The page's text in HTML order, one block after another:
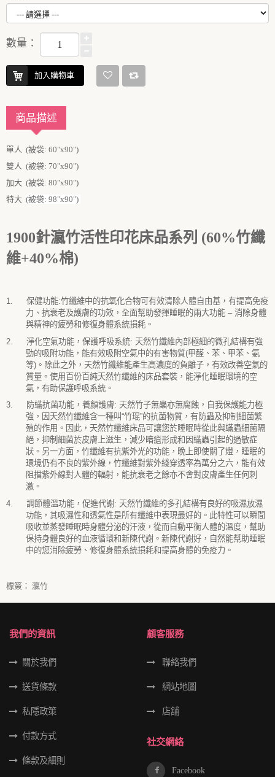
數量：
加入購物車
商品描述
單人 (被袋: 60"x90")
雙人 (被袋: 70"x90")
加大 (被袋: 80"x90")
特大 (被袋: 98"x90")
1900針瀛竹活性印花床品系列 (60%竹纖
維+40%棉)
1. 保健功能:竹纖維中的抗氧化合物可有效清除人體自由基，有提高免疫
力、抗衰老及護膚的功效，全面幫助發揮睡眠的兩大功能 – 消除身體
與精神的疲勞和修復身體系統損耗。
2.
淨化空氣功能，保護呼吸系統: 天然竹纖維內部極細的微孔結構有強
勁的吸附功能，能有效吸附空氣中的有害物質(甲醛、苯、甲苯、氨
等) 。除此之外，天然竹纖維能產生高濃度的負離子，有效改善空氣的
質量。使用百份百純天然竹纖維的床品套裝，能淨化睡眠環境的空
氣，有助保護呼吸系統。
3.
防蟎抗菌功能，養顏護膚: 天然竹子無蟲亦無腐蝕，自我保護能力極
強，因天然竹纖維含一種叫“竹琨”的抗菌物質，有防蟲及抑制細菌繁
殖的作用。因此，天然竹纖維床品可讓您於睡眠時從此與蟎蟲細菌隔
絕，抑制細菌於皮膚上滋生，減少暗瘡形成和因蟎蟲引起的過敏症
狀。另一方面，竹纖維有抗紫外光的功能，晚上即使關了燈，睡眠的
環境仍有不良的紫外線，竹纖維對紫外綫穿透率為萬分之六，能有效
阻擋紫外線對人體的輻射，能抗衰老之餘亦不會對皮膚產生任何刺
激。
4.
調節體溫功能，促進代謝: 天然竹纖維的多孔結構有良好的吸濕放濕
功能，其吸濕性和透氣性是所有纖維中表現最好的。此特性可以瞬間
吸收並蒸發睡眠時身體分泌的汗液，從而自動平衡人體的溫度，幫助
保持身體良好的血液循環和新陳代謝。新陳代謝好，自然能幫助睡眠
中的您消除疲勞、修復身體系統損耗和提高身體的免疫力。
標簽： 瀛竹
我們的資訊
關於我們
送貨條款
私隱政策
付款方式
條款及細則
顧客服務
聯絡我們
網站地圖
店舖
社交網絡
Facebook